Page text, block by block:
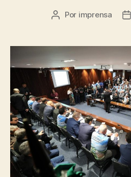
Autor
Por imprensa